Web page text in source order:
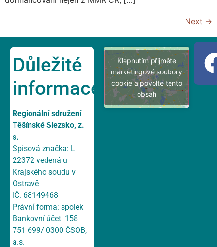
Next →
Důležité
informace
Regionální sdružení
Těšínské Slezsko, z.
s.
Spisová značka: L
22372 vedená u
Krajského soudu v
Ostravě
IČ: 68149468
Právní forma: spolek
Bankovní účet: 158
751 699/ 0300 ČSOB,
a.s.
Klepnutím přijměte
marketingové soubory
cookie a povolte tento
obsah